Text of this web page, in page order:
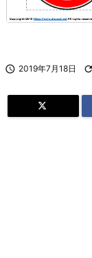
 2019年7月18日 